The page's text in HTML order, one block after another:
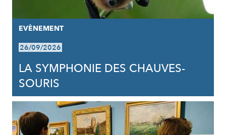
EVÈNEMENT
26/09/2026
LA SYMPHONIE DES CHAUVES-
SOURIS